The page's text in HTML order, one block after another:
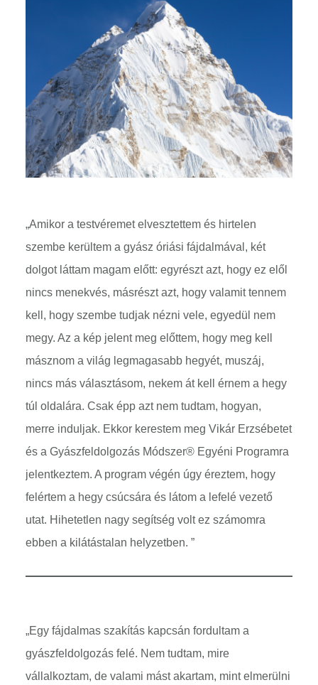
„Amikor a testvéremet elvesztettem és hirtelen
szembe kerültem a gyász óriási fájdalmával, két
dolgot láttam magam előtt: egyrészt azt, hogy ez elől
nincs menekvés, másrészt azt, hogy valamit tennem
kell, hogy szembe tudjak nézni vele, egyedül nem
megy. Az a kép jelent meg előttem, hogy meg kell
másznom a világ legmagasabb hegyét, muszáj,
nincs más választásom, nekem át kell érnem a hegy
túl oldalára. Csak épp azt nem tudtam, hogyan,
merre induljak. Ekkor kerestem meg Vikár Erzsébetet
és a Gyászfeldolgozás Módszer® Egyéni Programra
jelentkeztem. A program végén úgy éreztem, hogy
felértem a hegy csúcsára és látom a lefelé vezető
utat. Hihetetlen nagy segítség volt ez számomra
ebben a kilátástalan helyzetben. ”
„Egy fájdalmas szakítás kapcsán fordultam a
gyászfeldolgozás felé. Nem tudtam, mire
vállalkoztam, de valami mást akartam, mint elmerülni